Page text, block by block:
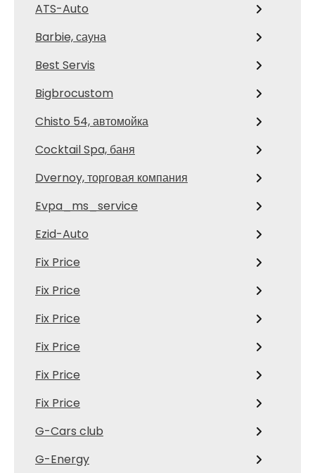
ATS-Auto
Barbie, сауна
Best Servis
Bigbrocustom
Chisto 54, автомойка
Cocktail Spa, баня
Dvernoy, торговая компания
Evpa_ms_service
Ezid-Auto
Fix Price
Fix Price
Fix Price
Fix Price
Fix Price
Fix Price
G-Cars club
G-Energy